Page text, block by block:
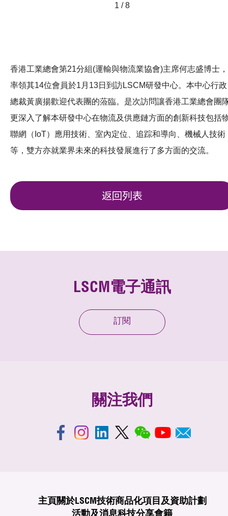
1 / 8
香港工業總會第21分組(運輸與物流業協會)主席何志盛博士，
率領其14位會員於1月13日到訪LSCM研發中心。本中心行政
總裁黃廣揚歡迎代表團的蒞臨。是次訪問讓香港工業總會團
更深入了解本研發中心在物流及供應鏈方面的創新科技包括
聯網（IoT）應用技術、室內定位、追踪和導向、機械人技術
等，雙方亦就業界未來的科技發展進行了多方面的交流。
返回列表
LSCM電子通訊
訂閱
關注我們
主頁 關於LSCM技術商品化項目及資助計劃